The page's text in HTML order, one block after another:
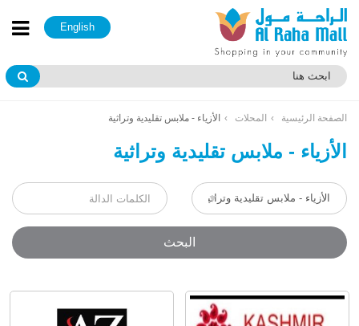
English
الصفحة الرئيسية المحلات الأزياء - ملابس تقليدية وتراثية
الأزياء - ملابس تقليدية وتراثية
البحث